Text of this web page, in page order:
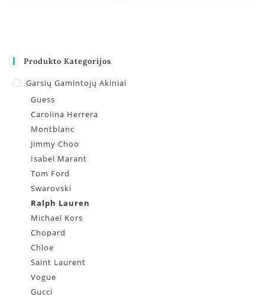
Produkto Kategorijos
Garsių Gamintojų Akiniai
Guess
Carolina Herrera
Montblanc
Jimmy Choo
Isabel Marant
Tom Ford
Swarovski
Ralph Lauren
Michael Kors
Chopard
Chloe
Saint Laurent
Vogue
Gucci